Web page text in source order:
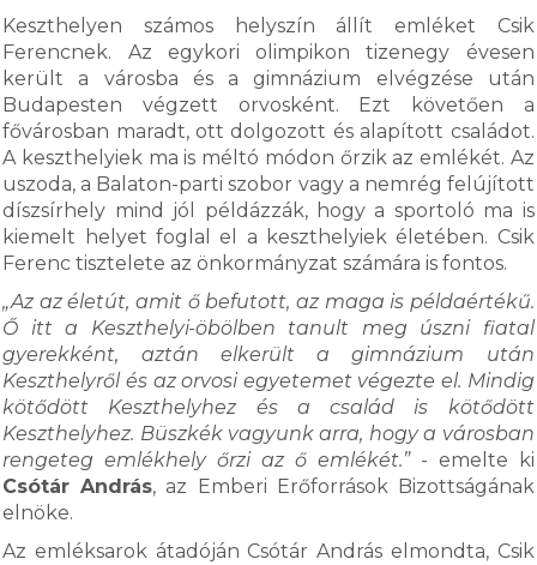
Keszthelyen számos helyszín állít emléket Csik
Ferencnek. Az egykori olimpikon tizenegy évesen
került a városba és a gimnázium elvégzése után
Budapesten végzett orvosként. Ezt követően a
fővárosban maradt, ott dolgozott és alapított családot.
A keszthelyiek ma is méltó módon őrzik az emlékét. Az
uszoda, a Balaton-parti szobor vagy a nemrég felújított
díszsírhely mind jól példázzák, hogy a sportoló ma is
kiemelt helyet foglal el a keszthelyiek életében. Csik
Ferenc tisztelete az önkormányzat számára is fontos.
„Az az életút, amit ő befutott, az maga is példaértékű.
Ő itt a Keszthelyi-öbölben tanult meg úszni fiatal
gyerekként, aztán elkerült a gimnázium után
Keszthelyről és az orvosi egyetemet végezte el. Mindig
kötődött Keszthelyhez és a család is kötődött
Keszthelyhez. Büszkék vagyunk arra, hogy a városban
rengeteg emlékhely őrzi az ő emlékét.”- emelte ki
Csótár András, az Emberi Erőforrások Bizottságának
elnöke.
Az emléksarok átadóján Csótár András elmondta, Csik